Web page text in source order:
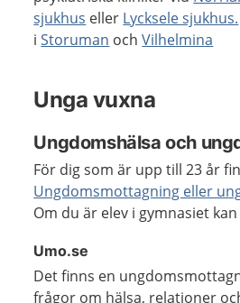
sjukhus eller Lycksele sjukhus.
iStoruman ochVilhelmina
Unga vuxna
Ungdomshälsa och
För dig som är upp till 23 år
Ungdomsmottagning eller
Om du är elev i gymnasiet
Umo.se
Det finns en
frågor om hälsa, relationer